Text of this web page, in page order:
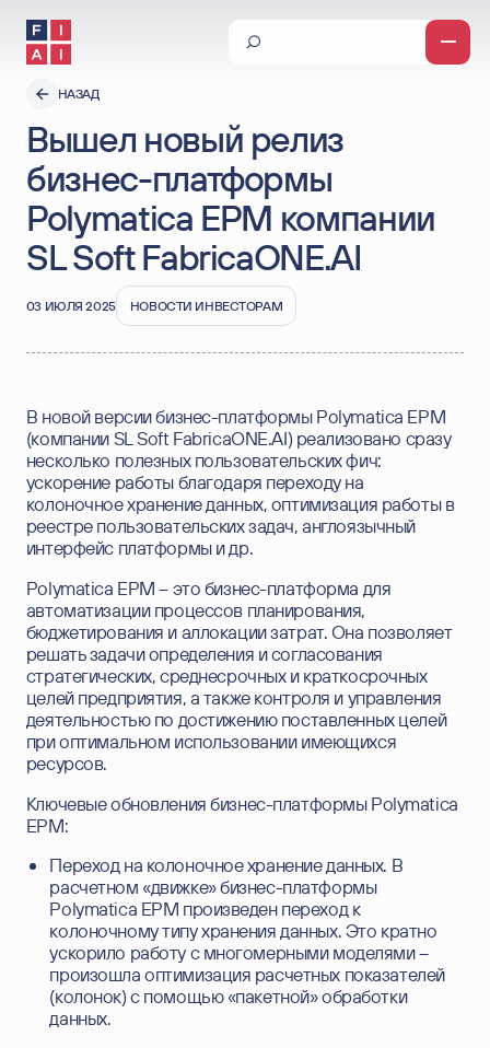
О компании
Новости о компании и публикации
Продукты и сервисы
Заказная разработка
Промышленное ПО
Тиражное ПО
Корпоративное обучение
Примеры внедрения
Инвесторам
Новости для инвесторов
Отчеты и результаты
Центр раскрытия информации
Дивиденды
Акционерный капитал
Внутренние документы и политики
Долговые инструменты
Устойчивое развитие (ESG)
Материалы IPO
Корпоративное управление
НАЗАД
Вышел новый релиз
бизнес-платформы
Polymatica ЕРМ компании
SL Soft FabricaONE.AI
03 ИЮЛЯ 2025 НОВОСТИ ИНВЕСТОРАМ
В новой версии бизнес-платформы Polymatica ЕРМ
(компании SL Soft FabricaONE.AI) реализовано сразу
несколько полезных пользовательских фич:
ускорение работы благодаря переходу на
колоночное хранение данных, оптимизация работы в
реестре пользовательских задач, англоязычный
интерфейс платформы и др.
Polymatica EPM – это бизнес-платформа для
автоматизации процессов планирования,
бюджетирования и аллокации затрат. Она позволяет
решать задачи определения и согласования
стратегических, среднесрочных и краткосрочных
целей предприятия, а также контроля и управления
деятельностью по достижению поставленных целей
при оптимальном использовании имеющихся
ресурсов.
Ключевые обновления бизнес-платформы Polymatica
ЕРМ:
Переход на колоночное хранение данных. В
расчетном «движке» бизнес-платформы
Polymatica ЕРМ произведен переход к
колоночному типу хранения данных. Это кратно
ускорило работу с многомерными моделями –
произошла оптимизация расчетных показателей
(колонок) с помощью «пакетной» обработки
данных.